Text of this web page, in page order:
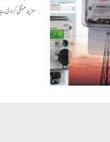
مزید مہنگی کردی ہے۔